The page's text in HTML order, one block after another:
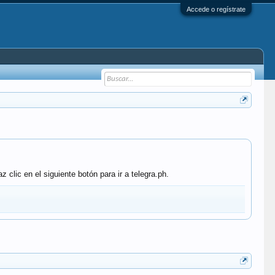
Accede o regístrate
clic en el siguiente botón para ir a telegra.ph.